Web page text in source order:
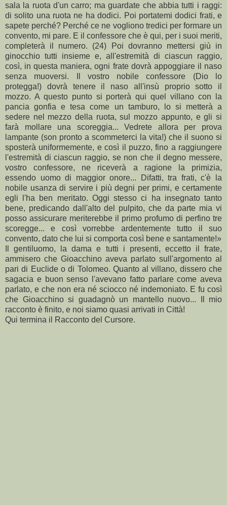
sala la ruota d'un carro; ma guardate che abbia tutti i raggi:
di solito una ruota ne ha dodici. Poi portatemi dodici frati, e
sapete perché? Perché ce ne vogliono tredici per formare un
convento, mi pare. E il confessore che è qui, per i suoi meriti,
completerà il numero. (24) Poi dovranno mettersi giù in
ginocchio tutti insieme e, all'estremità di ciascun raggio,
così, in questa maniera, ogni frate dovrà appoggiare il naso
senza muoversi. Il vostro nobile confessore (Dio lo
protegga!) dovrà tenere il naso all'insù proprio sotto il
mozzo. A questo punto si porterà qui quel villano con la
pancia gonfia e tesa come un tamburo, lo si metterà a
sedere nel mezzo della ruota, sul mozzo appunto, e gli si
farà mollare una scoreggia... Vedrete allora per prova
lampante (son pronto a scommeterci la vita!) che il suono si
sposterà uniformemente, e così il puzzo, fino a raggiungere
l'estremità di ciascun raggio, se non che il degno messere,
vostro confessore, ne riceverà a ragione la primizia,
essendo uomo di maggior onore... Difatti, tra frati, c'è la
nobile usanza di servire i più degni per primi, e certamente
egli l'ha ben meritato. Oggi stesso ci ha insegnato tanto
bene, predicando dall'alto del pulpito, che da parte mia vi
posso assicurare meriterebbe il primo profumo di perfino tre
scoregge... e così vorrebbe ardentemente tutto il suo
convento, dato che lui si comporta così bene e santamente!»
Il gentiluomo, la dama e tutti i presenti, eccetto il frate,
ammisero che Gioacchino aveva parlato sull'argomento al
pari di Euclide o di Tolomeo. Quanto al villano, dissero che
sagacia e buon senso l'avevano fatto parlare come aveva
parlato, e che non era né sciocco né indemoniato. E fu così
che Gioacchino si guadagnò un mantello nuovo... Il mio
racconto è finito, e noi siamo quasi arrivati in Città!
Qui termina il Racconto del Cursore.